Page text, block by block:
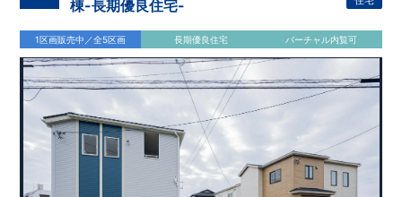
棟-長期優良住宅-
1区画販売中／全5区画 長期優良住宅 バーチャル内覧可